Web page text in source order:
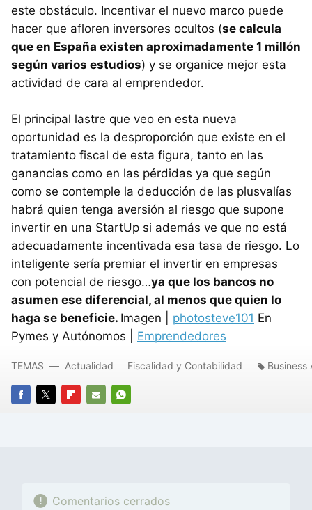
este obstáculo. Incentivar el nuevo marco puede
hacer que afloren inversores ocultos (se calcula
que en España existen aproximadamente 1 millón
según varios estudios) y se organice mejor esta
actividad de cara al emprendedor.
El principal lastre que veo en esta nueva
oportunidad es la desproporción que existe en el
tratamiento fiscal de esta figura, tanto en las
ganancias como en las pérdidas ya que según
como se contemple la deducción de las plusvalías
habrá quien tenga aversión al riesgo que supone
invertir en una StartUp si además ve que no está
adecuadamente incentivada esa tasa de riesgo. Lo
inteligente sería premiar el invertir en empresas
con potencial de riesgo…ya que los bancos no
asumen ese diferencial, al menos que quien lo
haga se beneficie. Imagen | photosteve101 En
Pymes y Autónomos | Emprendedores
FACEBOOK
TWITTERFLIPBOARD
E-
WHATSAPP
TEMAS Actualidad Fiscalidad y Contabilidad Business
Comentarios cerrados